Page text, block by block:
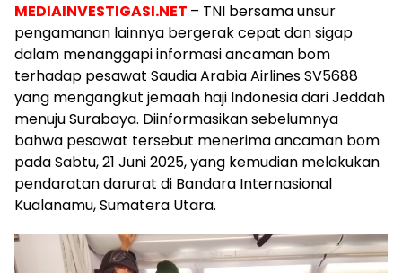
MEDIAINVESTIGASI.NET – TNI bersama unsur
pengamanan lainnya bergerak cepat dan sigap
dalam menanggapi informasi ancaman bom
terhadap pesawat Saudia Arabia Airlines SV5688
yang mengangkut jemaah haji Indonesia dari Jeddah
menuju Surabaya. Diinformasikan sebelumnya
bahwa pesawat tersebut menerima ancaman bom
pada Sabtu, 21 Juni 2025, yang kemudian melakukan
pendaratan darurat di Bandara Internasional
Kualanamu, Sumatera Utara.